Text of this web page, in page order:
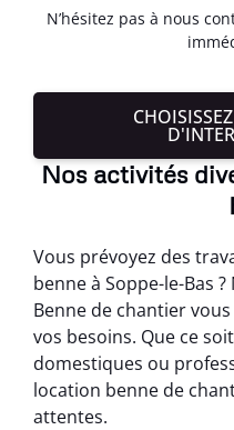
N’hésitez pas à nous
Nos activités
Vous prévoyez des
benne à Soppe-le-Bas
Benne de chantier
vos besoins. Que ce
domestiques ou
location benne de
attentes.